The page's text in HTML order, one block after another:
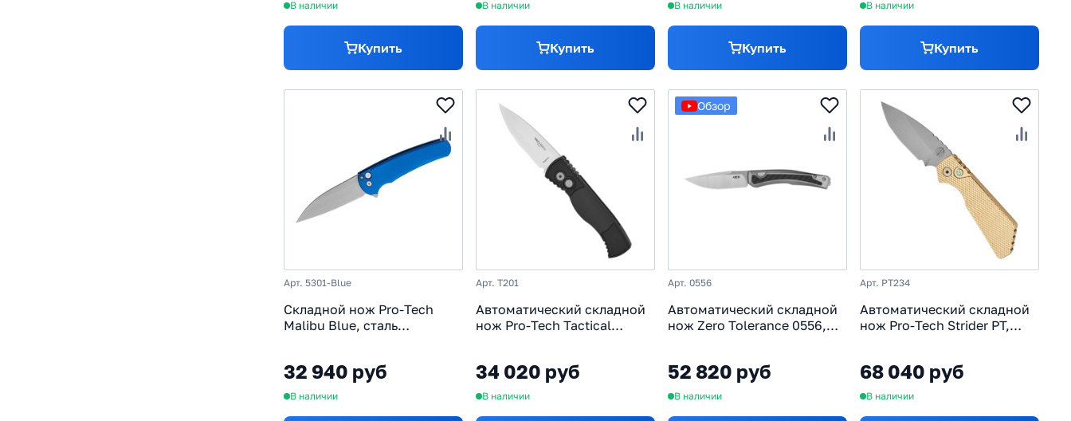
В наличии
Купить
В наличии
Купить
В наличии
Купить
В наличии
Купить
Арт. 5301-Blue
Складной нож Pro-Tech
Malibu Blue, сталь
32 940 руб
В наличии
Арт. T201
Автоматический складной
нож Pro-Tech Tactical
алюминий, черный
34 020 руб
В наличии
Обзор
Арт. 0556
Автоматический складной
нож Zero Tolerance 0556,
52 820 руб
В наличии
Арт. PT234
Автоматический складной
нож Pro-Tech Strider PT,
68 040 руб
В наличии